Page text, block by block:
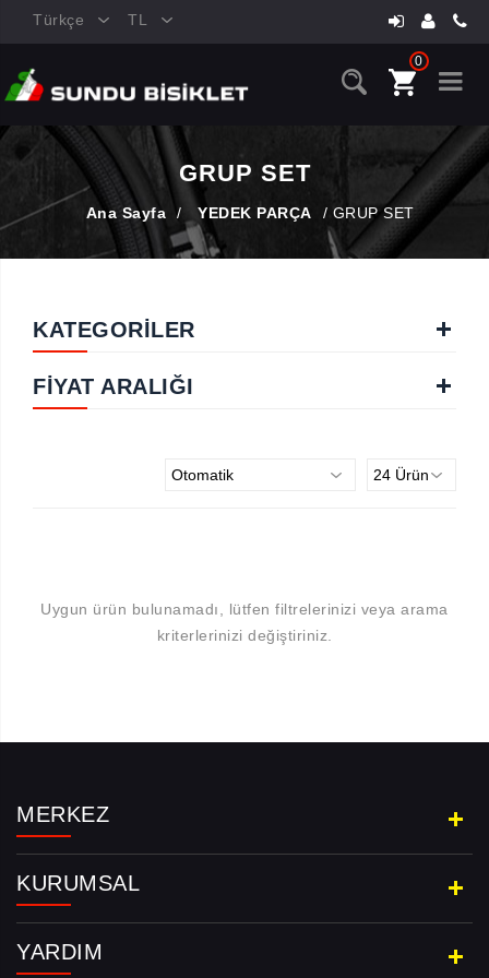
Türkçe TL
0
GRUP SET
Ana Sayfa / YEDEK PARÇA / GRUP SET
KATEGORİLER
FIYAT ARALIĞI
Uygun ürün bulunamadı, lütfen filtrelerinizi veya arama
kriterlerinizi değiştiriniz.
MERKEZ
KURUMSAL
YARDIM